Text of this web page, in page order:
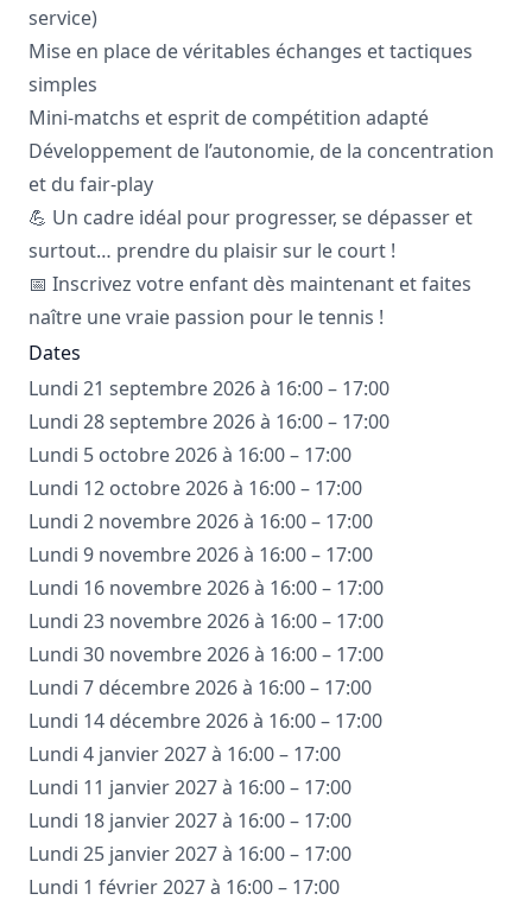
service)
Mise en place de véritables échanges et tactiques
simples
Mini-matchs et esprit de compétition adapté
Développement de l’autonomie, de la concentration
et du fair-play
💪 Un cadre idéal pour progresser, se dépasser et
surtout… prendre du plaisir sur le court !
📅 Inscrivez votre enfant dès maintenant et faites
naître une vraie passion pour le tennis !
Dates
Lundi 21 septembre 2026 à 16:00 – 17:00
Lundi 28 septembre 2026 à 16:00 – 17:00
Lundi 5 octobre 2026 à 16:00 – 17:00
Lundi 12 octobre 2026 à 16:00 – 17:00
Lundi 2 novembre 2026 à 16:00 – 17:00
Lundi 9 novembre 2026 à 16:00 – 17:00
Lundi 16 novembre 2026 à 16:00 – 17:00
Lundi 23 novembre 2026 à 16:00 – 17:00
Lundi 30 novembre 2026 à 16:00 – 17:00
Lundi 7 décembre 2026 à 16:00 – 17:00
Lundi 14 décembre 2026 à 16:00 – 17:00
Lundi 4 janvier 2027 à 16:00 – 17:00
Lundi 11 janvier 2027 à 16:00 – 17:00
Lundi 18 janvier 2027 à 16:00 – 17:00
Lundi 25 janvier 2027 à 16:00 – 17:00
Lundi 1 février 2027 à 16:00 – 17:00